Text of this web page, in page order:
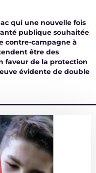
qui une nouvelle fois
publique souhaitée
contre-campagne à
être des
faveur de la protection
évidente de double